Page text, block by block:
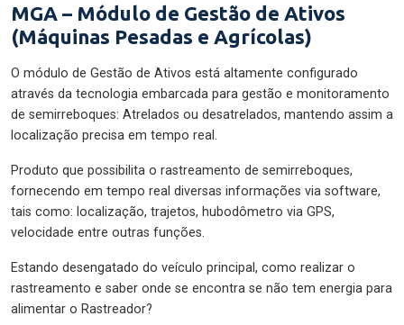
MGA – Módulo de Gestão de Ativos
(Máquinas Pesadas e Agrícolas)
O módulo de Gestão de Ativos está altamente configurado
através da tecnologia embarcada para gestão e monitoramento
de semirreboques: Atrelados ou desatrelados, mantendo assim a
localização precisa em tempo real.
Produto que possibilita o rastreamento de semirreboques,
fornecendo em tempo real diversas informações via software,
tais como: localização, trajetos, hubodômetro via GPS,
velocidade entre outras funções.
Estando desengatado do veículo principal, como realizar o
rastreamento e saber onde se encontra se não tem energia para
alimentar o Rastreador?